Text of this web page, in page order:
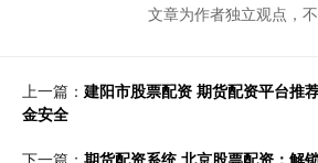
文章为作者独立观点，
上一篇： 建阳市股票配资 期货配资平台推
金安全